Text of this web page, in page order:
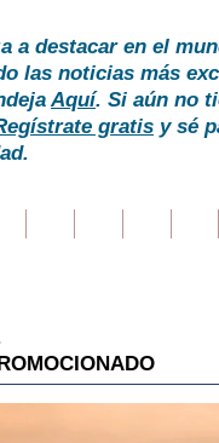
a destacar en el
las noticias más
Aquí. Si aún no
gratis y sé